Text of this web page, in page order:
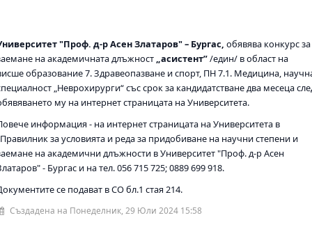
"Проф. д-р Асен Златаров" – Бургас, обявява конкурсза
на академичната длъжност„aсистент”/един/ в област на
образование 7. Здравеопазване и спорт, ПН 7.1. Медицина,
„Неврохирурги“ със срок за кандидатстване два месеца
му на интернет страницата на Университета.
информация - на интернет страницата на Университета в
за условията и реда за придобиване на научни степени и
на академични длъжности в Университет "Проф. д-р Асен
- Бургас и на тел. 056 715 725; 0889 699 918.
се подават в СО бл.1 стая 214.
Създадена на Понеделник, 29 Юли 2024 15:58